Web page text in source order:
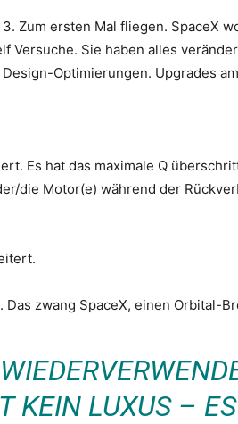
Zum ersten Mal fliegen. SpaceX
Versuche. Sie haben alles
Optimierungen. Upgrades
Es hat das maximale Q
die Motor(e) während der
zwang SpaceX, einen Orbital-
KEIN LUXUS –